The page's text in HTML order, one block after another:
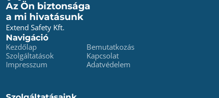
Az Ön biztonsága
a mi hivatásunk
Extend Safety Kft.
Navigáció
Kezdőlap
Bemutatkozás
Szolgáltatások
Kapcsolat
Impresszum
Adatvédelem